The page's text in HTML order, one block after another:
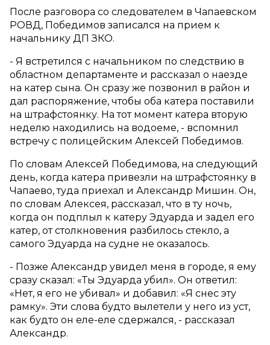
После разговора со следователем в Чапаевском
РОВД, Победимов записался на прием к
начальнику ДП ЗКО.
- Я встретился с начальником по следствию в
областном департаменте и рассказал о наезде
на катер сына. Он сразу же позвонил в район и
дал распоряжение, чтобы оба катера поставили
на штрафстоянку. На тот момент катера вторую
неделю находились на водоеме, - вспомнил
встречу с полицейским Алексей Победимов.
По словам Алексей Победимова, на следующий
день, когда катера привезли на штрафстоянку в
Чапаево, туда приехал и Александр Мишин. Он,
по словам Алексея, рассказал, что в ту ночь,
когда он подплыл к катеру Эдуарда и задел его
катер, от столкновения разбилось стекло, а
самого Эдуарда на судне не оказалось.
- Позже Александр увидел меня в городе, я ему
сразу сказал: «Ты Эдуарда убил». Он ответил:
«Нет, я его не убивал» и добавил: «Я снес эту
рамку». Эти слова будто вылетели у него из уст,
как будто он еле-еле сдержался, - рассказал
Александр.